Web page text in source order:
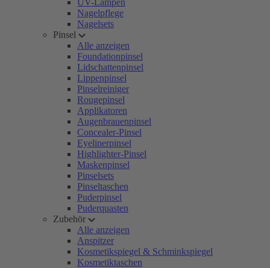
UV-Lampen
Nagelpflege
Nagelsets
Pinsel
Alle anzeigen
Foundationpinsel
Lidschattenpinsel
Lippenpinsel
Pinselreiniger
Rougepinsel
Applikatoren
Augenbrauenpinsel
Concealer-Pinsel
Eyelinerpinsel
Highlighter-Pinsel
Maskenpinsel
Pinselsets
Pinseltaschen
Puderpinsel
Puderquasten
Zubehör
Alle anzeigen
Anspitzer
Kosmetikspiegel & Schminkspiegel
Kosmetiktaschen